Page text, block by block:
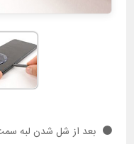
بعد از شل شدن لبه